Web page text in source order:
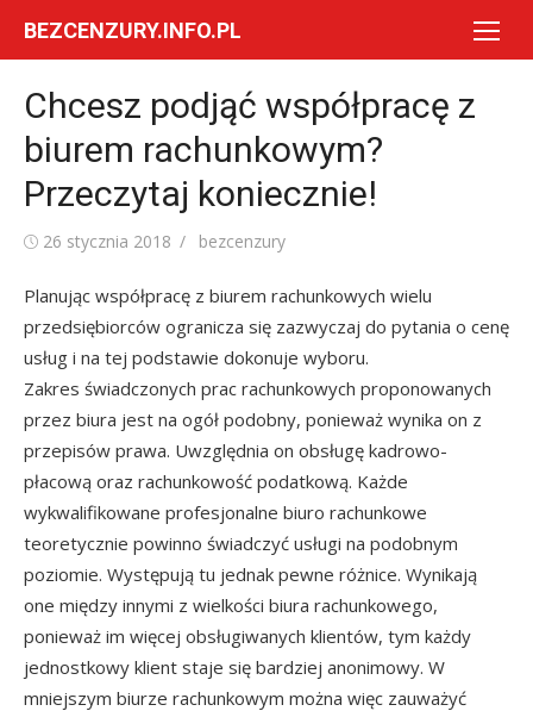
BEZCENZURY.INFO.PL
Chcesz podjąć współpracę z
biurem rachunkowym?
Przeczytaj koniecznie!
Posted
26 stycznia 2018 Author
bezcenzury
Planując współpracę z biurem rachunkowych wielu
przedsiębiorców ogranicza się zazwyczaj do pytania o cenę
usług i na tej podstawie dokonuje wyboru.
Zakres świadczonych prac rachunkowych proponowanych
przez biura jest na ogół podobny, ponieważ wynika on z
przepisów prawa. Uwzględnia on obsługę kadrowo-
płacową oraz rachunkowość podatkową. Każde
wykwalifikowane profesjonalne biuro rachunkowe
teoretycznie powinno świadczyć usługi na podobnym
poziomie. Występują tu jednak pewne różnice. Wynikają
one między innymi z wielkości biura rachunkowego,
ponieważ im więcej obsługiwanych klientów, tym każdy
jednostkowy klient staje się bardziej anonimowy. W
mniejszym biurze rachunkowym można więc zauważyć